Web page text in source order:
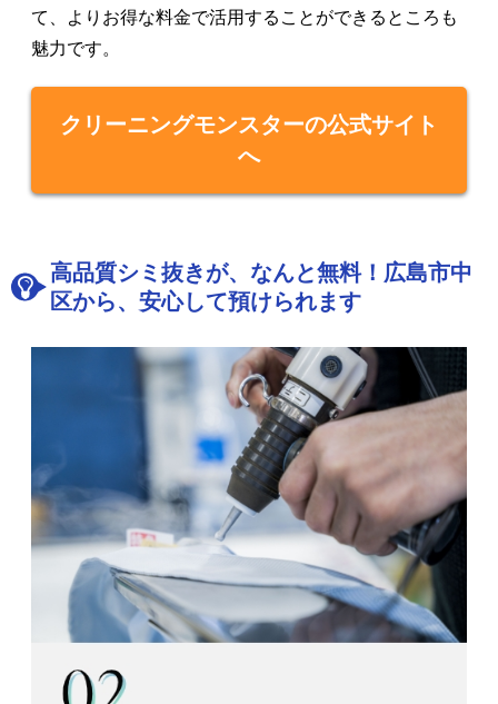
て、よりお得な料金で活用することができるところも
魅力です。
クリーニングモンスターの公式サイト
へ
高品質シミ抜きが、なんと無料！広島市中
区から、安心して預けられます